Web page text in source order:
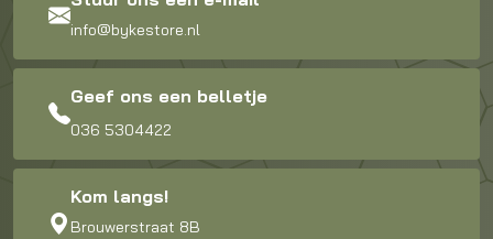
info@bykestore.nl
Geef ons een belletje
036 5304422
Kom langs!
Brouwerstraat 8B